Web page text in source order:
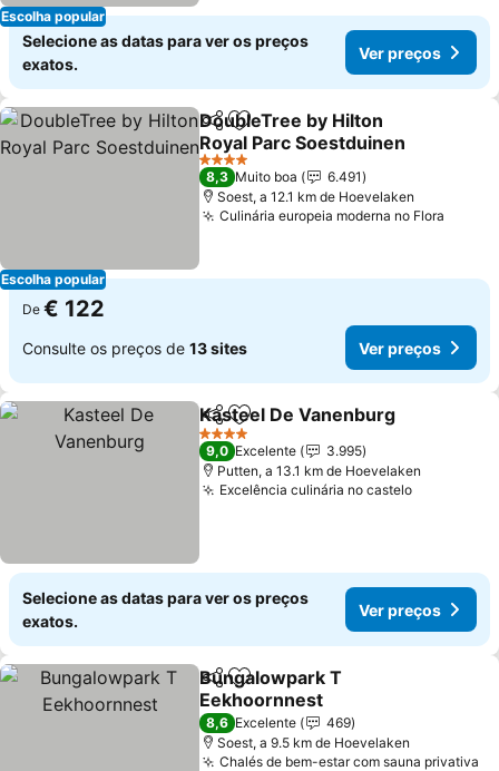
Escolha popular
Selecione as datas para ver os preços
exatos.
Ver preços
Escolha popular
PartilharAdicionar aos favoritos
DoubleTree by Hilton
Royal Parc Soestduinen
4 Estrelas
8,3 Muito boa
6.491
Soest, a 12.1 km de Hoevelaken
Culinária europeia moderna no Flora
De € 122
Consulte os preços de 13 sites Ver preços
PartilharAdicionar aos favoritos
Kasteel De Vanenburg
4 Estrelas
9,0 Excelente
3.995
Putten, a 13.1 km de Hoevelaken
Excelência culinária no castelo
Selecione as datas para ver os preços
exatos.
Ver preços
PartilharAdicionar aos favoritos
Bungalowpark T
Eekhoornnest
8,6 Excelente
469
Soest, a 9.5 km de Hoevelaken
Chalés de bem-estar com sauna privativa